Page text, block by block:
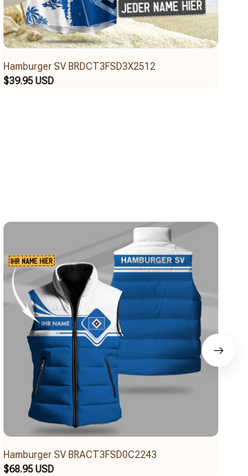
Hamburger SV BRDCT3FSD3X2512
$39.95 USD
Hamburger SV BRACT3FSD0C2243
$68.95 USD